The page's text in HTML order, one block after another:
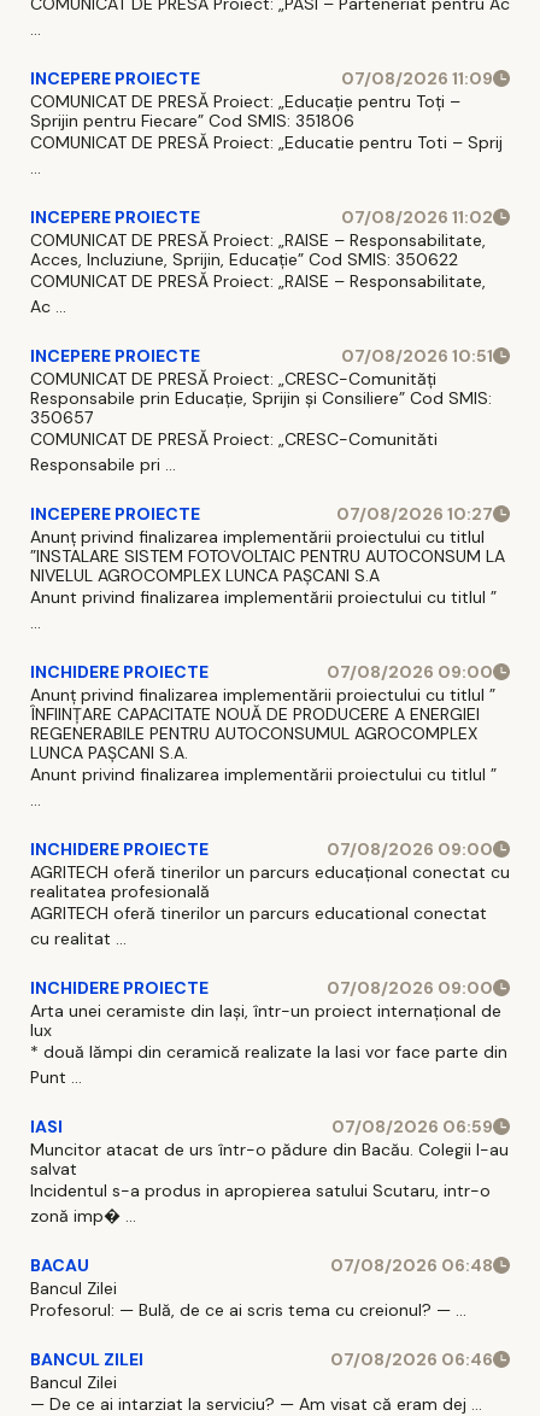
...
INCEPERE PROIECTE
07/08/2026 11:09
COMUNICAT DE PRESĂ Proiect: „Educație pentru Toți –
Sprijin pentru Fiecare” Cod SMIS: 351806
COMUNICAT DE PRESĂ Proiect: „Educatie pentru Toti – Sprij
...
INCEPERE PROIECTE
07/08/2026 11:02
COMUNICAT DE PRESĂ Proiect: „RAISE – Responsabilitate,
Acces, Incluziune, Sprijin, Educație” Cod SMIS: 350622
COMUNICAT DE PRESĂ Proiect: „RAISE – Responsabilitate,
Ac ...
INCEPERE PROIECTE
07/08/2026 10:51
COMUNICAT DE PRESĂ Proiect: „CRESC-Comunități
Responsabile prin Educație, Sprijin și Consiliere” Cod SMIS:
350657
COMUNICAT DE PRESĂ Proiect: „CRESC-Comunităti
Responsabile pri ...
INCEPERE PROIECTE
07/08/2026 10:27
Anunț privind finalizarea implementării proiectului cu titlul
”INSTALARE SISTEM FOTOVOLTAIC PENTRU AUTOCONSUM LA
NIVELUL AGROCOMPLEX LUNCA PAȘCANI S.A
Anunt privind finalizarea implementării proiectului cu titlul ”
...
INCHIDERE PROIECTE
07/08/2026 09:00
Anunț privind finalizarea implementării proiectului cu titlul ”
ÎNFIINȚARE CAPACITATE NOUĂ DE PRODUCERE A ENERGIEI
REGENERABILE PENTRU AUTOCONSUMUL AGROCOMPLEX
LUNCA PAȘCANI S.A.
Anunt privind finalizarea implementării proiectului cu titlul ”
...
INCHIDERE PROIECTE
07/08/2026 09:00
AGRITECH oferă tinerilor un parcurs educațional conectat cu
realitatea profesională
AGRITECH oferă tinerilor un parcurs educational conectat
cu realitat ...
INCHIDERE PROIECTE
07/08/2026 09:00
Arta unei ceramiste din Iași, într-un proiect internațional de
lux
* două lămpi din ceramică realizate la Iasi vor face parte din
Punt ...
IASI
07/08/2026 06:59
Muncitor atacat de urs într-o pădure din Bacău. Colegii l-au
salvat
Incidentul s-a produs in apropierea satului Scutaru, intr-o
zonă imp� ...
BACAU
07/08/2026 06:48
Bancul Zilei
Profesorul: — Bulă, de ce ai scris tema cu creionul? — ...
BANCUL ZILEI
07/08/2026 06:46
Bancul Zilei
— De ce ai intarziat la serviciu? — Am visat că eram dej ...